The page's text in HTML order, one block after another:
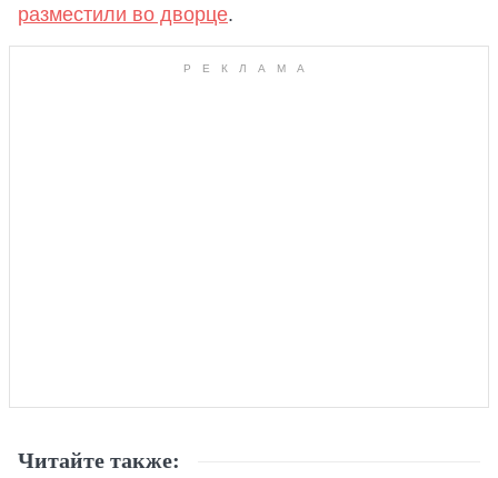
разместили во дворце.
Читайте также: